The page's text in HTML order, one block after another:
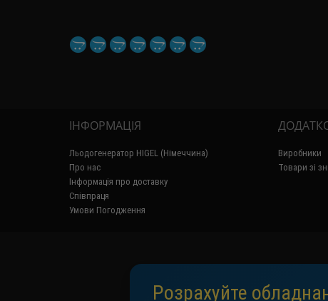
ІНФОРМАЦІЯ
Льодогенератор HIGEL (Німеччина)
Про нас
Інформація про доставку
Співпраця
Умови Погодження
Виробники
Товари зі
Розрахуйте